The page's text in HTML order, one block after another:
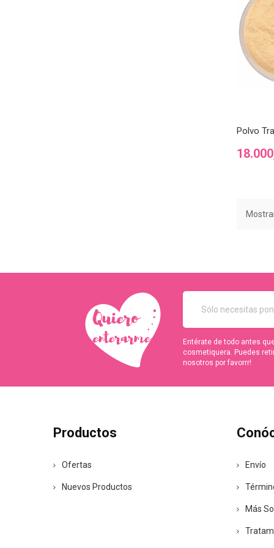
Polvo
Precio
Entérate de todo antes
cosmetiquera. Puedes
nosotros por favorrr!
Productos
Ofertas
Nuevos Productos
Envío
Más